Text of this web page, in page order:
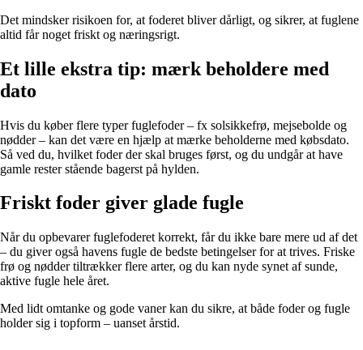
Det mindsker risikoen for, at foderet bliver dårligt, og sikrer, at fuglene
altid får noget friskt og næringsrigt.
Et lille ekstra tip: mærk beholdere med
dato
Hvis du køber flere typer fuglefoder – fx solsikkefrø, mejsebolde og
nødder – kan det være en hjælp at mærke beholderne med købsdato.
Så ved du, hvilket foder der skal bruges først, og du undgår at have
gamle rester stående bagerst på hylden.
Friskt foder giver glade fugle
Når du opbevarer fuglefoderet korrekt, får du ikke bare mere ud af det
– du giver også havens fugle de bedste betingelser for at trives. Friske
frø og nødder tiltrækker flere arter, og du kan nyde synet af sunde,
aktive fugle hele året.
Med lidt omtanke og gode vaner kan du sikre, at både foder og fugle
holder sig i topform – uanset årstid.